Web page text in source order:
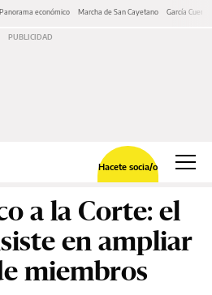
Panorama económico Marcha de San Cayetano García Cuerva
Hacete socia/o
a la Corte: el
en ampliar
miembros